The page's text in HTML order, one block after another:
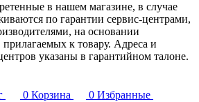
в нашем магазине, в случае
по гарантии сервис-центрами,
на основании
к товару. Адреса и
указаны в гарантийном талоне.
0 Корзина 0 Избранные